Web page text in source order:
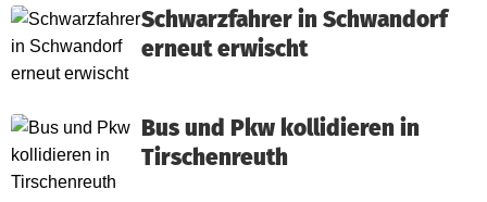
Schwarzfahrer in Schwandorf
erneut erwischt
Bus und Pkw kollidieren in
Tirschenreuth